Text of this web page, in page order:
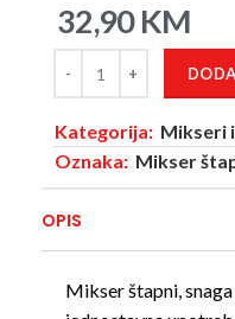
32,90KM
Kategorija: Mikseri
Oznaka: Mikser
OPIS
Mikser štapni,